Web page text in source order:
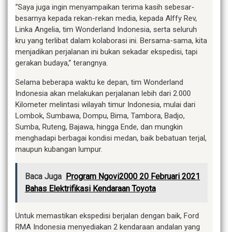
“Saya juga ingin menyampaikan terima kasih sebesar-
besarnya kepada rekan-rekan media, kepada Alffy Rev,
Linka Angelia, tim Wonderland Indonesia, serta seluruh
kru yang terlibat dalam kolaborasi ini. Bersama-sama, kita
menjadikan perjalanan ini bukan sekadar ekspedisi, tapi
gerakan budaya,” terangnya.
Selama beberapa waktu ke depan, tim Wonderland
Indonesia akan melakukan perjalanan lebih dari 2.000
Kilometer melintasi wilayah timur Indonesia, mulai dari
Lombok, Sumbawa, Dompu, Bima, Tambora, Badjo,
Sumba, Ruteng, Bajawa, hingga Ende, dan mungkin
menghadapi berbagai kondisi medan, baik bebatuan terjal,
maupun kubangan lumpur.
Baca Juga Program Ngovi2000 20 Februari 2021
Bahas Elektrifikasi Kendaraan Toyota
Untuk memastikan ekspedisi berjalan dengan baik, Ford
RMA Indonesia menyediakan 2 kendaraan andalan yang